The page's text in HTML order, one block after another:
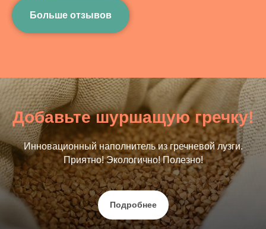
Больше отзывов
Добавьте шуршащую гречку!
Инновационный наполнитель из гречневой лузги.
Приятно! Экологично! Полезно!
Подробнее